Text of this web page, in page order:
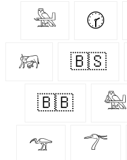
𓅖 🕝
𓃖 🇧🇸
🇧🇧 𓅕
𓅠 𓆀